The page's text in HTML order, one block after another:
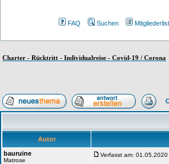
FAQ Suchen
Charter - Rücktritt - Individualreise - Covid-19 / Corona
Autor
bauruine
Matrose
Verfasst am: